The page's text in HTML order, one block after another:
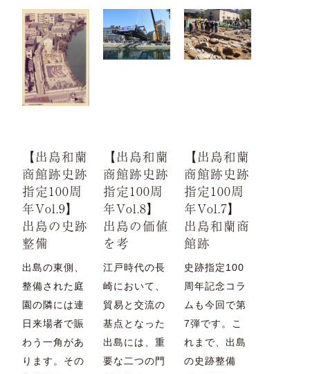
【出島和蘭
商館跡史跡
指定100周
年Vol.9】
出島の史跡
整備
出島の東側、
整備された庭
園の隣には連
日来場者で賑
わう一角があ
ります。その
【出島和蘭
商館跡史跡
指定100周
年Vol.8】
出島の価値
を考
江戸時代の長
崎において、
貿易と交流の
基点となった
出島には、重
要な二つの門
【出島和蘭
商館跡史跡
指定100周
年Vol.7】
出島和蘭商
館跡
史跡指定100
周年記念コラ
ムも今回で第
7弾です。こ
れまで、出島
の史跡整備